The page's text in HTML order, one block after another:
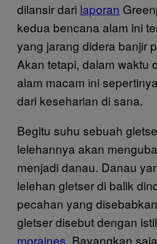
dilansir dari laporan
kedua bencana alam ini
yang jarang didera banjir
Akan tetapi, dalam waktu
alam macam ini
dari keseharian di sana.
Begitu suhu sebuah
lelehannya akan
menjadi danau. Danau
lelehan gletser di balik
pecahan yang
gletser disebut dengan
moraines. Bayangkan